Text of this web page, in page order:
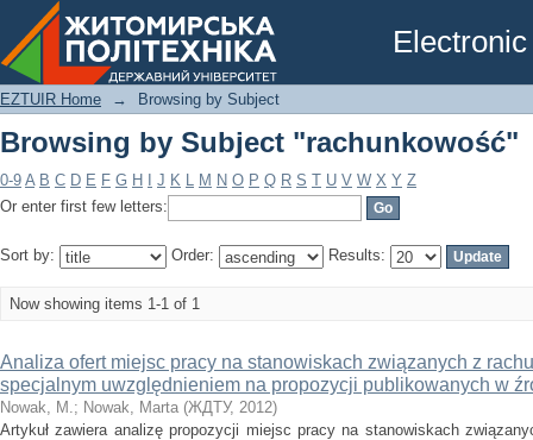
Browsing by Subject "rachunkowość"
EZTUIR Home → Browsing by Subject
Browsing by Subject "rachunkowość"
0-9 A B C D E F G H J K L M N O P Q R S T U V W X Y Z
Or enter first few letters:
Sort by: Order: Results:
Now showing items 1-1 of 1
Analiza ofert miejsc pracy na stanowiskach związanych z
specjalnym uwzględnieniem na propozycji publikowanych w
Nowak, M.; Nowak, Marta (ЖДТУ, 2012)
Artykuł zawiera analizę propozycji miejsc pracy na stanowiskach